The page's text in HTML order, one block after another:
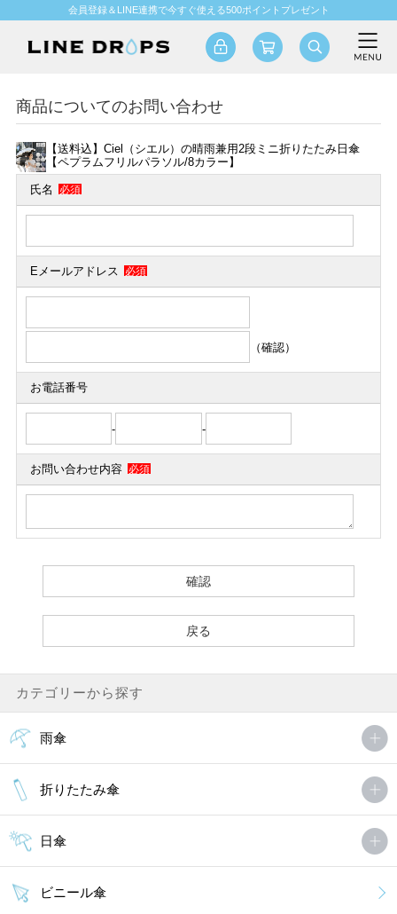
会員登録＆LINE連携で今すぐ使える500ポイントプレゼント
商品についてのお問い合わせ
【送料込】Ciel（シエル）の晴雨兼用2段ミニ折りたたみ日傘
【ペプラムフリルパラソル/8カラー】
氏名 必須
Eメールアドレス 必須
（確認）
お電話番号
- -
お問い合わせ内容 必須
カテゴリーから探す
雨傘
折りたたみ傘
日傘
ビニール傘